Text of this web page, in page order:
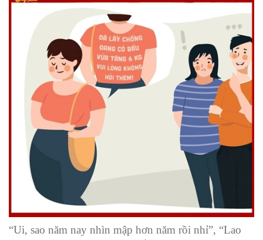
“Ui, sao năm nay nhìn mập hơn năm rồi nhỉ”, “Lao